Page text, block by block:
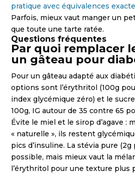
pratique avec équivalences
Parfois, mieux vaut manger un
que toute une tarte ratée.
Questions fréquentes
Par quoi remplacer
un gâteau pour
Pour un gâteau adapté aux
options sont l’érythritol (100g
index glycémique zéro) et le
100g, IG autour de 35 contre 65
Évite le miel et le sirop d’agave :
« naturelle », ils restent
pics d’insuline. La stévia pure
possible, mais mieux vaut la
l’érythritol pour une texture plus